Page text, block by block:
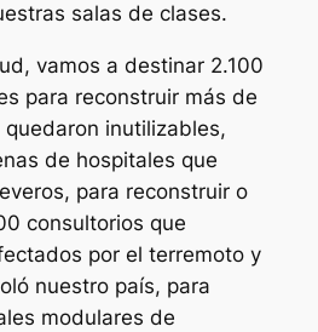
salas de clases.
vamos a destinar 2.100
para reconstruir más de
inutilizables,
de hospitales que
para reconstruir o
consultorios que
por el terremoto y
nuestro país, para
modulares de